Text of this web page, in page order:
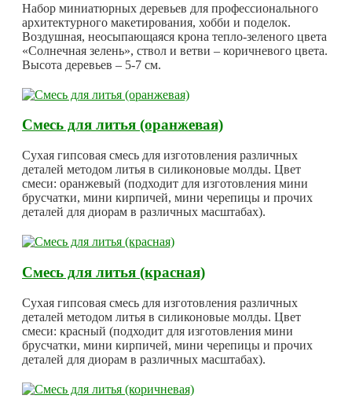
Набор миниатюрных деревьев для профессионального
архитектурного макетирования, хобби и поделок.
Воздушная, неосыпающаяся крона тепло-зеленого цвета
«Солнечная зелень», ствол и ветви – коричневого цвета.
Высота деревьев – 5-7 см.
Смесь для литья (оранжевая)
Сухая гипсовая смесь для изготовления различных
деталей методом литья в силиконовые молды. Цвет
смеси: оранжевый (подходит для изготовления мини
брусчатки, мини кирпичей, мини черепицы и прочих
деталей для диорам в различных масштабах).
Смесь для литья (красная)
Сухая гипсовая смесь для изготовления различных
деталей методом литья в силиконовые молды. Цвет
смеси: красный (подходит для изготовления мини
брусчатки, мини кирпичей, мини черепицы и прочих
деталей для диорам в различных масштабах).